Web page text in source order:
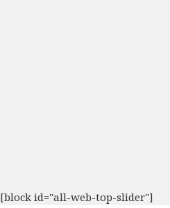
[block id="all-web-top-slider"]